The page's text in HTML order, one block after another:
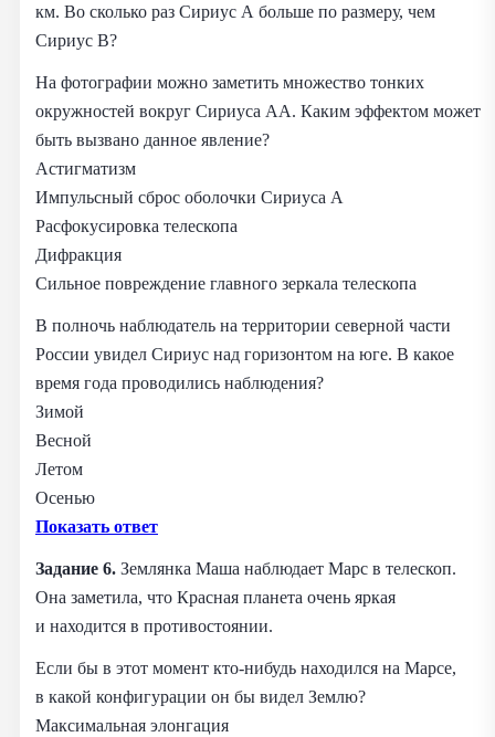
км. Во сколько раз Сириус A больше по размеру, чем
Сириус B?
На фотографии можно заметить множество тонких
окружностей вокруг Сириуса AA. Каким эффектом может
быть вызвано данное явление?
Астигматизм
Импульсный сброс оболочки Сириуса A
Расфокусировка телескопа
Дифракция
Сильное повреждение главного зеркала телескопа
В полночь наблюдатель на территории северной части
России увидел Сириус над горизонтом на юге. В какое
время года проводились наблюдения?
Зимой
Весной
Летом
Осенью
Показать ответ
Задание 6. Землянка Маша наблюдает Марс в телескоп.
Она заметила, что Красная планета очень яркая
и находится в противостоянии.
Если бы в этот момент кто‑нибудь находился на Марсе,
в какой конфигурации он бы видел Землю?
Максимальная элонгация